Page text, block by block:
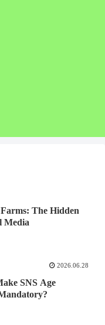
The Hidden
Media
2026.06.28
SNS Age